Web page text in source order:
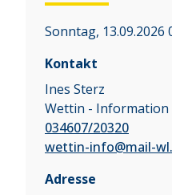
Sonntag, 13.09.2026
Kontakt
Ines Sterz
Wettin - Information
034607/20320
wettin-info@mail-
Adresse